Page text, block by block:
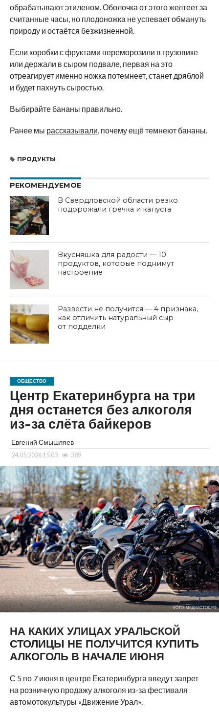
обрабатывают этиленом. Оболочка от этого желтеет за
считанные часы, но плодоножка не успевает обмануть
природу и остаётся безжизненной.
Если коробки с фруктами переморозили в грузовике
или держали в сыром подвале, первая на это
отреагирует именно ножка потемнеет, станет дряблой
и будет пахнуть сыростью.
Выбирайте бананы правильно.
Ранее мы рассказывали, почему ещё темнеют бананы.
ПРОДУКТЫ
РЕКОМЕНДУЕМОЕ
В Свердловской области резко
подорожали гречка и капуста
Вкусняшка для радости — 10
продуктов, которые поднимут
настроение
Развести не получится — 4 признака,
как отличить натуральный сыр
от подделки
ОБЩЕСТВО
Центр Екатеринбурга на три
дня останется без алкоголя
из-за слёта байкеров
Евгений Смышляев
24.05.2026 15:03 389
ФОТО: МЕДИАСТОК.РФ
НА КАКИХ УЛИЦАХ УРАЛЬСКОЙ
СТОЛИЦЫ НЕ ПОЛУЧИТСЯ КУПИТЬ
АЛКОГОЛЬ В НАЧАЛЕ ИЮНЯ
С 5 по 7 июня в центре Екатеринбурга введут запрет
на розничную продажу алкоголя из-за фестиваля
автомотокультуры «Движение Урал».